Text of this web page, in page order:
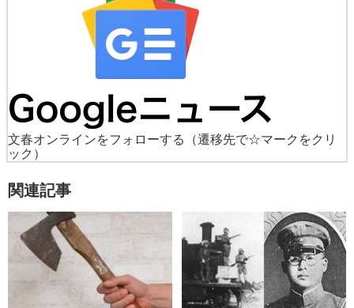
文春オンラインをフォローする
（遷移先で☆マークをクリ
ック）
関連記事